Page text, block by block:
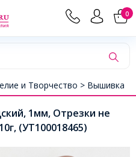
0
и Творчество > Вышивка
1мм, Отрезки не
(УТ100018465)